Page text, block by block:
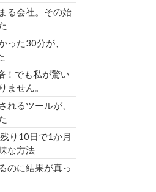
る会社。その始
った30分が、
！でも私が驚い
ません。
れるツールが、
り10日で1か月
な方法
のに結果が真っ